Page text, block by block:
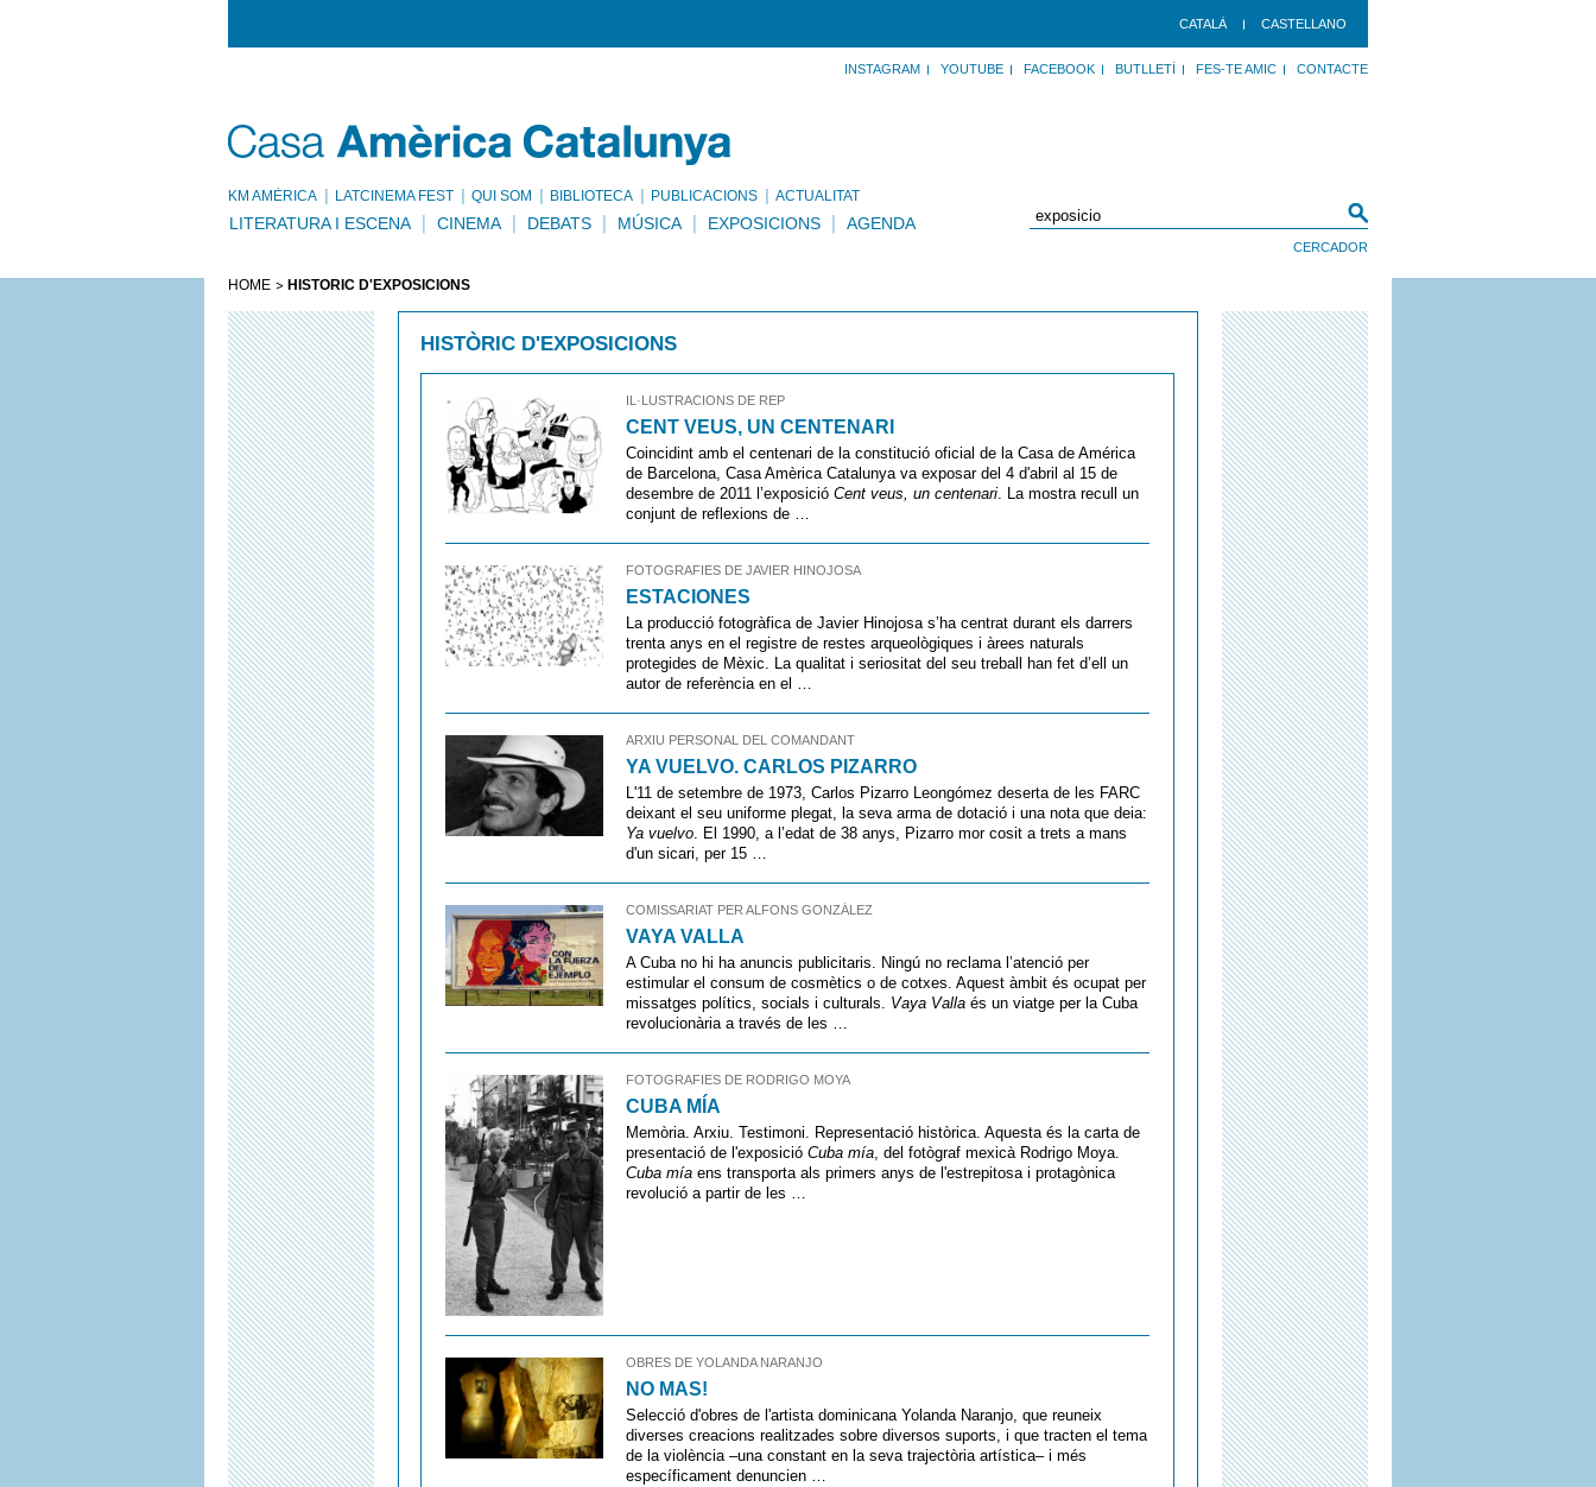
CATALÀ CASTELLANO
INSTAGRAM YOUTUBE FACEBOOK BUTLLETÍ FES-TE AMIC CONTACTE
KM AMÈRICA LATCINEMA FEST QUI SOM BIBLIOTECA PUBLICACIONS ACTUALITAT
LITERATURA I ESCENA CINEMA DEBATS MÚSICA EXPOSICIONS AGENDA
HOME HISTÒRIC D'EXPOSICIONS
HISTÒRIC D'EXPOSICIONS
IL·LUSTRACIONS DE REP
CENT VEUS, UN CENTENARI
Coincidint amb el centenari de la constitució oficial de la Casa de América
de Barcelona, Casa Amèrica Catalunya va exposar del 4 d'abril al 15 de
desembre de 2011 l’exposició Cent veus, un centenari. La mostra recull un
conjunt de reflexions de …
FOTOGRAFIES DE JAVIER HINOJOSA
ESTACIONES
La producció fotogràfica de Javier Hinojosa s’ha centrat durant els darrers
trenta anys en el registre de restes arqueològiques i àrees naturals
protegides de Mèxic. La qualitat i seriositat del seu treball han fet d’ell un
autor de referència en el …
ARXIU PERSONAL DEL COMANDANT
YA VUELVO. CARLOS PIZARRO
L'11 de setembre de 1973, Carlos Pizarro Leongómez deserta de les FARC
deixant el seu uniforme plegat, la seva arma de dotació i una nota que deia:
Ya vuelvo. El 1990, a l’edat de 38 anys, Pizarro mor cosit a trets a mans
d'un sicari, per 15 …
COMISSARIAT PER ALFONS GONZÁLEZ
VAYA VALLA
A Cuba no hi ha anuncis publicitaris. Ningú no reclama l’atenció per
estimular el consum de cosmètics o de cotxes. Aquest àmbit és ocupat per
missatges polítics, socials i culturals. Vaya Valla és un viatge per la Cuba
revolucionària a través de les …
FOTOGRAFIES DE RODRIGO MOYA
CUBA MÍA
Memòria. Arxiu. Testimoni. Representació històrica. Aquesta és la carta de
presentació de l'exposició Cuba mía, del fotògraf mexicà Rodrigo Moya.
Cuba mía ens transporta als primers anys de l'estrepitosa i protagònica
revolució a partir de les …
OBRES DE YOLANDA NARANJO
NO MAS!
Selecció d'obres de l'artista dominicana Yolanda Naranjo, que reuneix
diverses creacions realitzades sobre diversos suports, i que tracten el tema
de la violència –una constant en la seva trajectòria artística– i més
específicament denuncien …